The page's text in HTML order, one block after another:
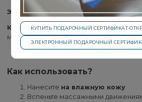
Эфирное масло лимона– тонизирует
Квинтэссенция Yon-Ka– фирменный
масел
Как использовать?
Нанесите на влажную кожу
Вспеньте массажными
КУПИТЬ ПОДАРОЧНЫЙ СЕРТИФИКАТ-
ЭЛЕКТРОННЫЙ ПОДАРОЧНЫЙ